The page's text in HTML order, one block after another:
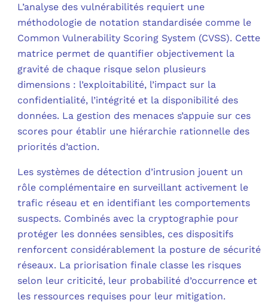
L’analyse des vulnérabilités requiert une
méthodologie de notation standardisée comme le
Common Vulnerability Scoring System (CVSS). Cette
matrice permet de quantifier objectivement la
gravité de chaque risque selon plusieurs
dimensions : l’exploitabilité, l’impact sur la
confidentialité, l’intégrité et la disponibilité des
données. La gestion des menaces s’appuie sur ces
scores pour établir une hiérarchie rationnelle des
priorités d’action.
Les systèmes de détection d’intrusion jouent un
rôle complémentaire en surveillant activement le
trafic réseau et en identifiant les comportements
suspects. Combinés avec la cryptographie pour
protéger les données sensibles, ces dispositifs
renforcent considérablement la posture de sécurité
réseaux. La priorisation finale classe les risques
selon leur criticité, leur probabilité d’occurrence et
les ressources requises pour leur mitigation.